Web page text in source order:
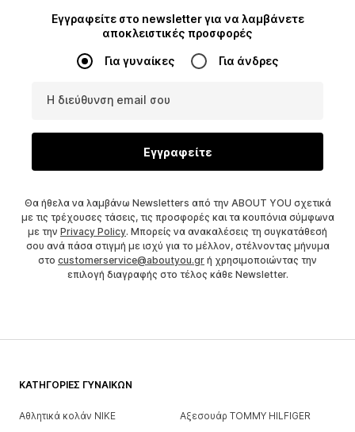
Εγγραφείτε στο newsletter για να λαμβάνετε
αποκλειστικές προσφορές
Για γυναίκες Για άνδρες
Η διεύθυνση email σου
Εγγραφείτε
Θα ήθελα να λαμβάνω Newsletters από την ABOUT YOU σχετικά
με τις τρέχουσες τάσεις, τις προσφορές και τα κουπόνια σύμφωνα
με την Privacy Policy. Μπορείς να ανακαλέσεις τη συγκατάθεσή
σου ανά πάσα στιγμή με ισχύ για το μέλλον, στέλνοντας μήνυμα
στο customerservice@aboutyou.gr ή χρησιμοποιώντας την
επιλογή διαγραφής στο τέλος κάθε Newsletter.
ΚΑΤΗΓΟΡΊΕΣ ΓΥΝΑΙΚΏΝ
Αθλητικά κολάν NIKE
Αξεσουάρ TOMMY HILFIGER